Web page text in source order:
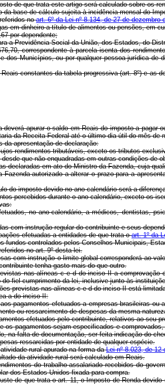
de que trata este artigo será calculado sobre os
da base de cálculo sujeita à incidência mensal do
noart. 6º da Lei nº 8.134, de 27 de dezembro
em dinheiro a título de alimentos ou pensões, em
por dependente;
a Previdência Social da União, dos Estados, do
correspondente à parcela isenta dos
dos Municípios, ou por qualquer pessoa jurídica
constantes da tabela progressiva (art. 8º) e as
deverá apurar o saldo em Reais do imposto a pagar
da Receita Federal até o último dia útil do mês de
da apresentação de declaração:
rendimentos tributáveis, exceto os tributos
que não enquadradas em outras condições de
declaradas em ato do Ministro da Fazenda, cuja
Fazenda autorizado a alterar o prazo para a
do imposto devido no ano-calendário será a
percebidos durante o ano-calendário, exceto os
no ano-calendário, a médicos, dentistas,
com instrução regular do contribuinte e seus
efetuadas a entidades de que trata oart. 1º da
fundos controlados pelos Conselhos Municipais,
no art. 9º desta lei.
com instrução o limite global corresponderá ao
tenha gasto mais do que outro.
nas alíneas c e d do inciso II a comprovação
do fiel cumprimento da lei, inclusive junto às
previstas nas alíneas c e d do inciso II está
a do inciso II:
pagamentos efetuados a empresas brasileiras
ou ressarcimento de despesas da mesma
efetuados pelo contribuinte, relativos ao seu
os pagamentos sejam especificados e
na falta de documentação, ser feita indicação do
ressarcidas por entidade de qualquer espécie.
rural apurado na forma daLei nº 8.023, de 12
da atividade rural será calculado em Reais.
do trabalho assalariado recebidos do
dos Estados Unidos fixada para compra.
de que trata o art. 11, o Imposto de Renda